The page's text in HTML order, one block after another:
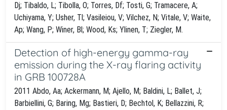
Dj; Tibaldo, L; Tibolla, O; Torres, Df; Tosti, G; Tramacere, A;
Uchiyama, Y; Usher, Tl; Vasileiou, V; Vilchez, N; Vitale, V; Waite,
Ap; Wang, P; Winer, Bl; Wood, Ks; Ylinen, T; Ziegler, M.
Detection of high-energy gamma-ray
emission during the X-ray flaring activity
in GRB 100728A
2011 Abdo, Aa; Ackermann, M; Ajello, M; Baldini, L; Ballet, J;
Barbiellini, G; Baring, Mg; Bastieri, D; Bechtol, K; Bellazzini, R;